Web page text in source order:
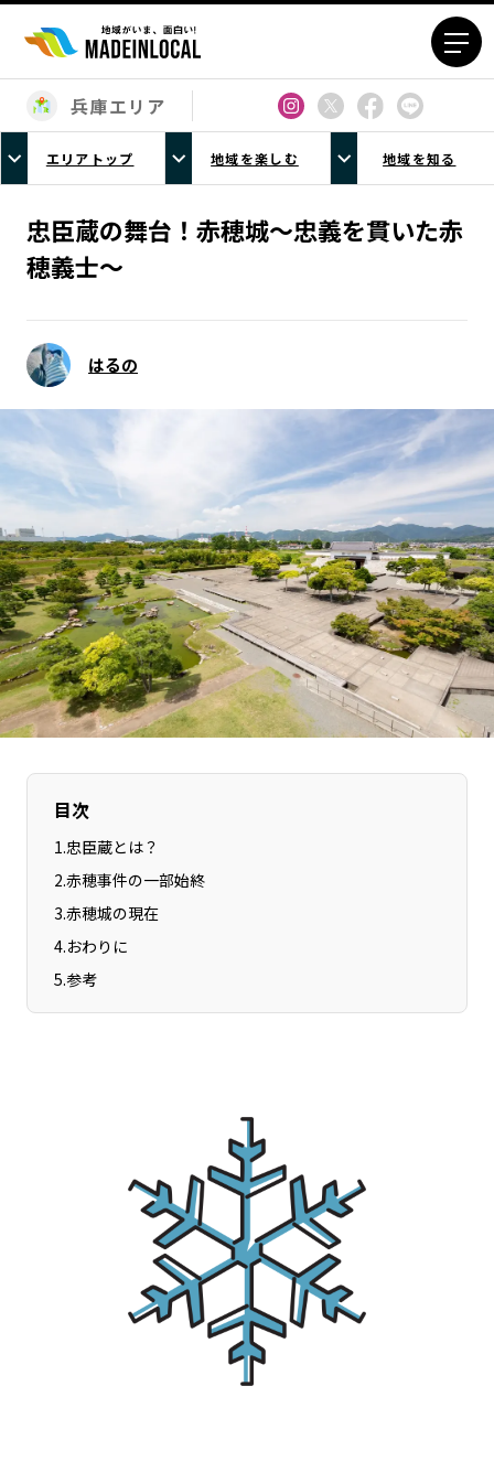
エリアから探す
北海道エリア
青森エリア
岩手エリア
宮城エリア
秋田エリア
山形エリア
福島エリア
栃木エリア
群馬エリア
埼玉エリア
東京23区エリア
神奈川エリア
新潟エリア
富山エリア
福井エリア
山梨エリア
岐阜エリア
静岡エリア
愛知エリア
三重エリア
滋賀エリア
京都エリア
大阪市エリア
北摂エリア
堺・泉州エリア
河内エリア
兵庫エリア
奈良エリア
和歌山エリア
地域を代表する 企業100選
プレスリリース
行政連携記事
MILCプロジェクト
選出企業特別対談
SDGsの先駆者
飲食店
ニッポンの百選大全集
兵庫エリア
エリアトップ 地域を楽しむ 地域を知る
忠臣蔵の舞台！赤穂城～忠義を貫いた赤
穂義士～
はるの
目次
1.忠臣蔵とは？
2.赤穂事件の一部始終
3.赤穂城の現在
4.おわりに
5.参考